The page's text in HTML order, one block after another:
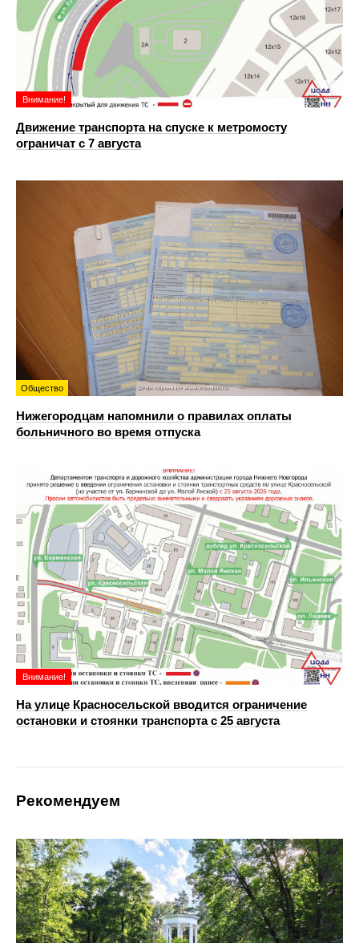
Внимание!
Движение транспорта на спуске к метромосту
ограничат с 7 августа
Общество
Нижегородцам напомнили о правилах оплаты
больничного во время отпуска
Внимание!
На улице Красносельской вводится ограничение
остановки и стоянки транспорта с 25 августа
Рекомендуем